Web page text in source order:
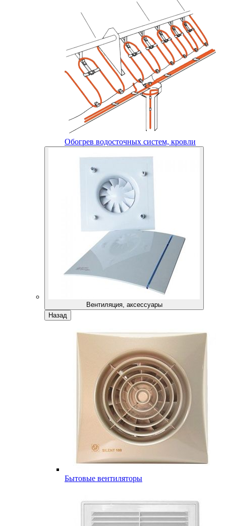
Обогрев водосточных систем, кровли
Вентиляция, аксессуары
Назад
Бытовые вентиляторы